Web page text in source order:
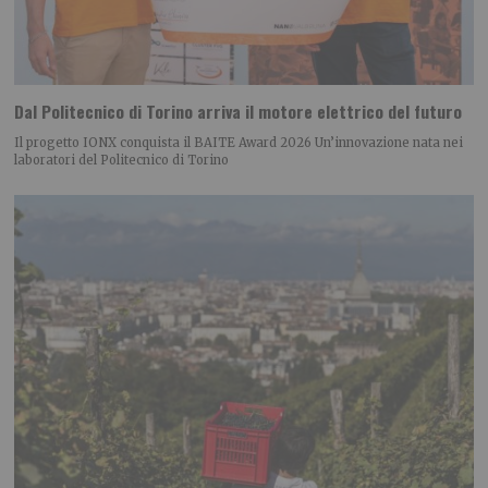
Dal Politecnico di Torino arriva il motore elettrico del futuro
Il progetto IONX conquista il BAITE Award 2026 Un’innovazione nata nei
laboratori del Politecnico di Torino